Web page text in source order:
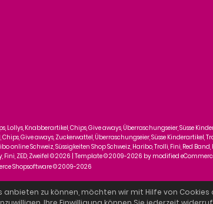
Knabberartikel, Chips, Give aways, Überraschungseier, Süsse
Give aways, Zuckerwattel, Überraschungseier, Süsse
Schweiz, Süssigkeiten Shop Schweiz, Haribo, Trolli, Fini, Red Band,
Fini, ZED, Zweifel © 2026 | Template © 2009-2026 by modified
Shopsoftware © 2009-2026
zu können, möchten wir mit Hilfe von Cookies